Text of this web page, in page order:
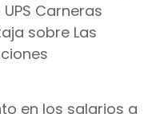
Carneras
sobre Las
en los salarios a